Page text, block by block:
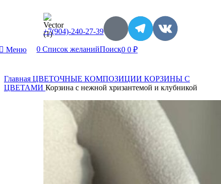
+7(904)-240-27-39
Меню 0 Список желанийПоиск0 0 ₽
Главная ЦВЕТОЧНЫЕ КОМПОЗИЦИИ КОРЗИНЫ С
ЦВЕТАМИ Корзина с нежной хризантемой и клубникой